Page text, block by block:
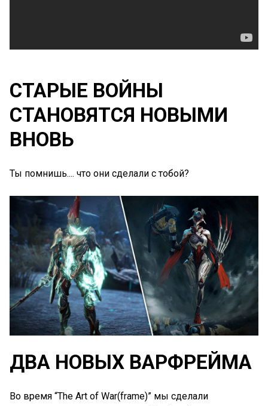
СТАРЫЕ ВОЙНЫ
СТАНОВЯТСЯ НОВЫМИ
ВНОВЬ
Ты помнишь.... что они сделали с тобой?
ДВА НОВЫХ ВАРФРЕЙМА
Во время “The Art of War(frame)” мы сделали